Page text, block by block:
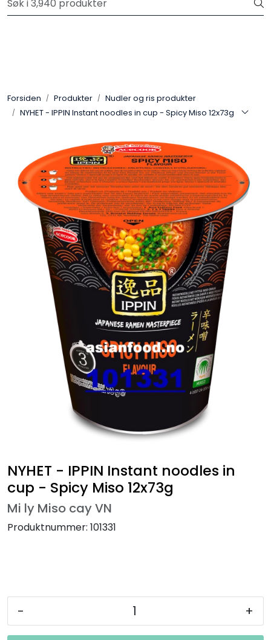
Skip to main content
Velkommen til vår nye nettbutikk! Trykk her for å lese mer
Forsiden Produkter
Nudler og ris produkter
NYHET - IPPIN Instant noodles in cup - Spicy Miso 12x73g
NYHET - IPPIN Instant noodles in
cup - Spicy Miso 12x73g
Mi ly Miso cay VN
Produktnummer: 101331
- +
Restaurantprodukter
Merkevarer